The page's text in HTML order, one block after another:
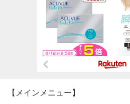
【メインメニュー】